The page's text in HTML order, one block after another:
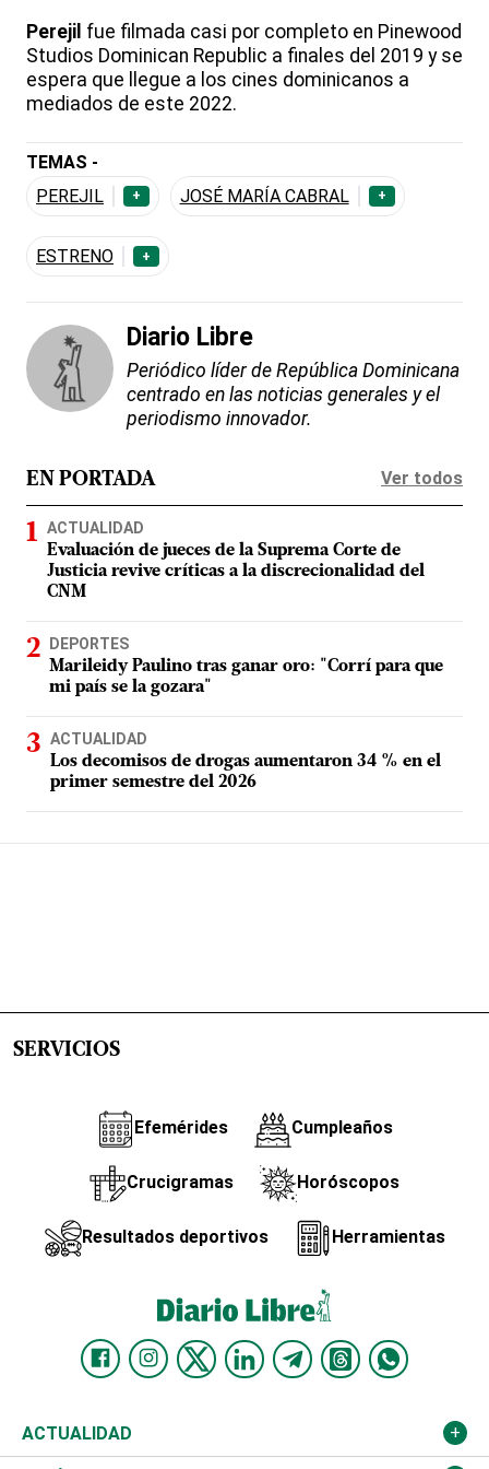
Perejil fue filmada casi por completo en Pinewood
Studios Dominican Republic a finales del 2019 y se
espera que llegue a los cines dominicanos a
mediados de este 2022.
TEMAS -
PEREJIL
+ JOSÉ MARÍA CABRAL +
ESTRENO +
Diario Libre
Periódico líder de República Dominicana
centrado en las noticias generales y el
periodismo innovador.
EN PORTADA Ver todos
ACTUALIDAD
Evaluación de jueces de la Suprema Corte de
Justicia revive críticas a la discrecionalidad del
CNM
DEPORTES
Marileidy Paulino tras ganar oro: "Corrí para que
mi país se la gozara"
ACTUALIDAD
Los decomisos de drogas aumentaron 34 % en el
primer semestre del 2026
SERVICIOS
Efemérides Cumpleaños
Crucigramas Horóscopos
Resultados deportivos Herramientas
ACTUALIDAD